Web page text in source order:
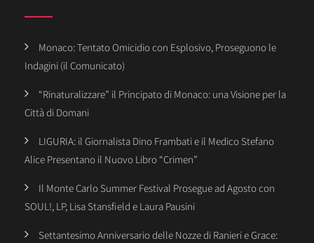
Monaco: Tentato Omicidio con Esplosivo, Proseguono le
Indagini (il Comunicato)
“Rinaturalizzare” il Principato di Monaco: una Visione per la
Città di Domani
LIGURIA: il Giornalista Dino Frambati e il Medico Stefano
Alice Presentano il Nuovo Libro “Crimen”
Il Monte Carlo Summer Festival Prosegue ad Agosto con
SOUL!, LP, Lisa Stansfield e Laura Pausini
Settantesimo Anniversario delle Nozze di Ranieri e Grace: